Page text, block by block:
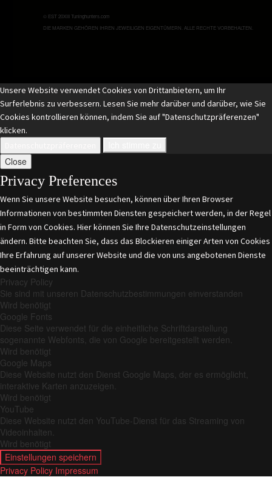
© EST 20XIII Tuninghunters.com
DIE MARKEN GEHÖREN IHREN JEWEILIGEN EIGENTÜMERN. ALLE RECHTE VORBEHALTEN.
Unsere Website verwendet Cookies von Drittanbietern, um Ihr
Surferlebnis zu verbessern. Lesen Sie mehr darüber und darüber, wie Sie
Cookies kontrollieren können, indem Sie auf "Datenschutzpräferenzen"
klicken.
Close
Privacy Preferences
Wenn Sie unsere Website besuchen, können über Ihren Browser
Informationen von bestimmten Diensten gespeichert werden, in der Regel
in Form von Cookies. Hier können Sie Ihre Datenschutzeinstellungen
ändern. Bitte beachten Sie, dass das Blockieren einiger Arten von Cookies
Ihre Erfahrung auf unserer Website und die von uns angebotenen Dienste
beeinträchtigen kann.
Privacy Policy
Sie sind mit unseren Datenschutzbestimmungen einverstanden
Wird benötigt
Google Fonts
Diese Seite verwendet für die einheitliche Schriftdarstellung
sogenannte Webfonts, die von Google bereitgestellt werden.
Wird benötigt
Google Maps
Diese Website nutzt den Dienst Google Maps, der es ermöglicht,
interaktive Karten anzuzeigen.
Wird benötigt
YouTube
Diese Website nutzt den YouTube-Dienst für das Streaming von
Videoinhalten.
Wird benötigt
Einstellungen speichern
Privacy Policy Impressum